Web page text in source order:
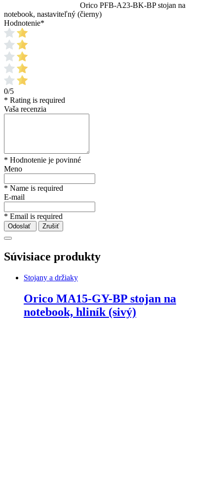
Orico PFB-A23-BK-BP stojan na
notebook, nastaviteľný (čierny)
Hodnotenie*
0/5
* Rating is required
Vaša recenzia
* Hodnotenie je povinné
Meno
* Name is required
E-mail
* Email is required
Odoslať Zrušiť
Súvisiace produkty
Stojany a držiaky
Orico MA15-GY-BP stojan na
notebook, hliník (sivý)